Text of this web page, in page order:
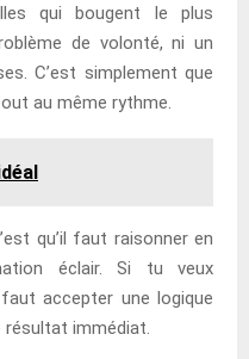
qui bougent le plus
de volonté, ni un
C’est simplement que
au même rythme.
qu’il faut raisonner en
éclair. Si tu veux
accepter une logique
résultat immédiat.